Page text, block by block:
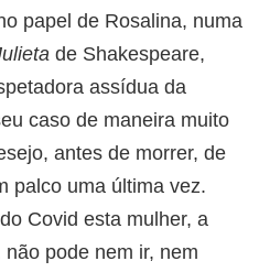
papel de Rosalina, numa
de Shakespeare,
assídua da
caso de maneira muito
antes de morrer, de
palco uma última vez.
Covid esta mulher, a
pode nem ir, nem